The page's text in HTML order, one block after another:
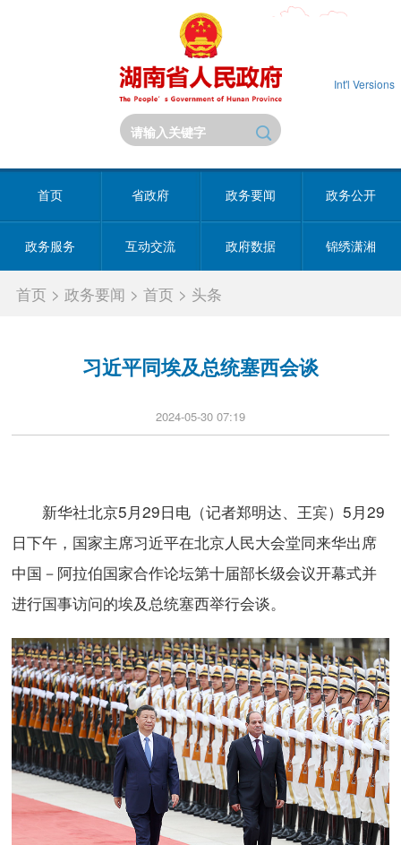
Int'l Versions
首页 省政府 政务要闻 政务公开
政务服务 互动交流 政府数据 锦绣潇湘
首页 >政务要闻 >首页 > 头条
习近平同埃及总统塞西会谈
2024-05-30 07:19
新华社北京5月29日电（记者郑明达、王宾）5月29
日下午，国家主席习近平在北京人民大会堂同来华出席
中国－阿拉伯国家合作论坛第十届部长级会议开幕式并
进行国事访问的埃及总统塞西举行会谈。